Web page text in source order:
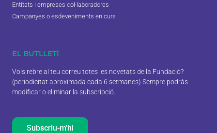
Entitats i empreses col·laboradores
Campanyes o esdeveniments en curs
EL BUTLLETÍ
Vols rebre al teu correu totes les novetats de la Fundació?
(periodicitat aproximada cada 6 setmanes) Sempre podràs
modificar o eliminar la subscripció.
Subscriu-m'hi